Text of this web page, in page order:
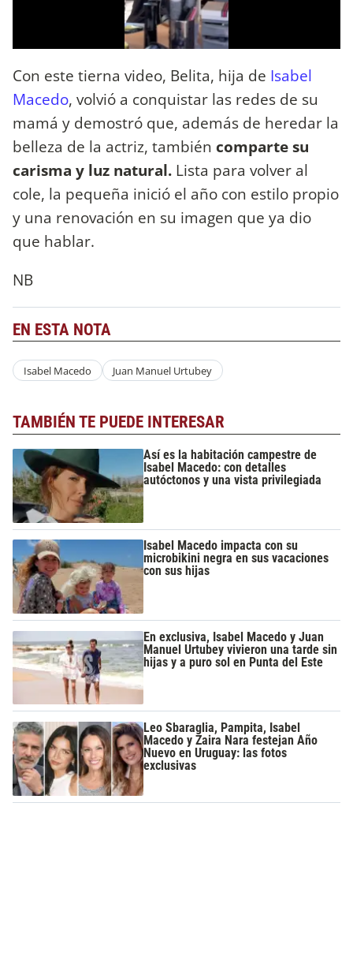
Con este tierna video, Belita, hija de Isabel
Macedo, volvió a conquistar las redes de su
mamá y demostró que, además de heredar la
belleza de la actriz, también comparte su
carisma y luz natural. Lista para volver al
cole, la pequeña inició el año con estilo propio
y una renovación en su imagen que ya dio
que hablar.
NB
EN ESTA NOTA
Isabel Macedo Juan Manuel Urtubey
TAMBIÉN TE PUEDE INTERESAR
Así es la habitación campestre de
Isabel Macedo: con detalles
autóctonos y una vista privilegiada
Isabel Macedo impacta con su
microbikini negra en sus vacaciones
con sus hijas
En exclusiva, Isabel Macedo y Juan
Manuel Urtubey vivieron una tarde sin
hijas y a puro sol en Punta del Este
Leo Sbaraglia, Pampita, Isabel
Macedo y Zaira Nara festejan Año
Nuevo en Uruguay: las fotos
exclusivas